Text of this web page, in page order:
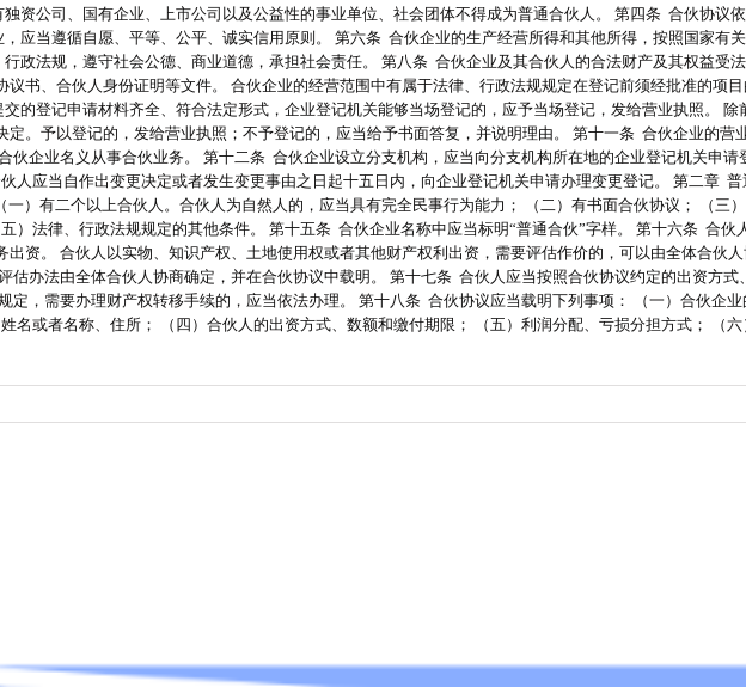
资公司、国有企业、上市公司以及公益性的事业单位、社会团体不得成为普通合伙人。 第四条 合伙协议依
应当遵循自愿、平等、公平、诚实信用原则。 第六条 合伙企业的生产经营所得和其他所得，按照国家有
政法规，遵守社会公德、商业道德，承担社会责任。 第八条 合伙企业及其合伙人的合法财产及其权益受
书、合伙人身份证明等文件。 合伙企业的经营范围中有属于法律、行政法规规定在登记前须经批准的项
的登记申请材料齐全、符合法定形式，企业登记机关能够当场登记的，应予当场登记，发给营业执照。 除
。予以登记的，发给营业执照；不予登记的，应当给予书面答复，并说明理由。 第十一条 合伙企业的营
伙企业名义从事合伙业务。 第十二条 合伙企业设立分支机构，应当向分支机构所在地的企业登记机关申请
人应当自作出变更决定或者发生变更事由之日起十五日内，向企业登记机关申请办理变更登记。 第二章
）有二个以上合伙人。合伙人为自然人的，应当具有完全民事行为能力； （二）有书面合伙协议； （三
）法律、行政法规规定的其他条件。 第十五条 合伙企业名称中应当标明“普通合伙”字样。 第十六条 合伙
资。 合伙人以实物、知识产权、土地使用权或者其他财产权利出资，需要评估作价的，可以由全体合伙
估办法由全体合伙人协商确定，并在合伙协议中载明。 第十七条 合伙人应当按照合伙协议约定的出资方式
定，需要办理财产权转移手续的，应当依法办理。 第十八条 合伙协议应当载明下列事项： （一）合伙企
名或者名称、住所； （四）合伙人的出资方式、数额和缴付期限； （五）利润分配、亏损分担方式； （六